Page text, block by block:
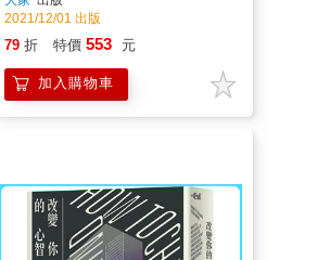
2021/12/01 出版
79 折 特價 553 元
加入購物車